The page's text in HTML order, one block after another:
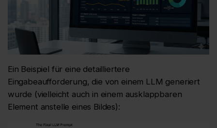
Ein Beispiel für eine detailliertere
Eingabeaufforderung, die von einem LLM generiert
wurde (vielleicht auch in einem ausklappbaren
Element anstelle eines Bildes):